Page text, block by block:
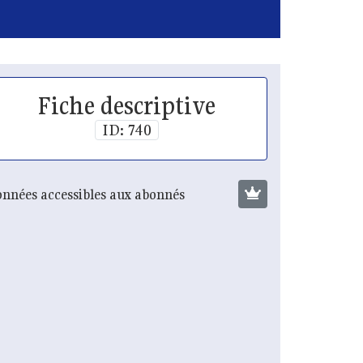
Fiche descriptive
ID: 740
accessibles aux abonnés